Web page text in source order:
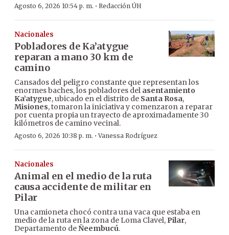
Agosto 6, 2026 10:54 p. m. · Redacción ÚH
Nacionales
Pobladores de Ka’atygue
reparan a mano 30 km de
camino
Cansados del peligro constante que representan los
enormes baches, los pobladores del asentamiento
Ka’atygue, ubicado en el distrito de Santa Rosa,
Misiones, tomaron la iniciativa y comenzaron a reparar
por cuenta propia un trayecto de aproximadamente 30
kilómetros de camino vecinal.
Agosto 6, 2026 10:38 p. m. ·Vanessa Rodríguez
Nacionales
Animal en el medio de la ruta
causa accidente de militar en
Pilar
Una camioneta chocó contra una vaca que estaba en
medio de la ruta en la zona de Loma Clavel, Pilar,
Departamento deÑeembucú.